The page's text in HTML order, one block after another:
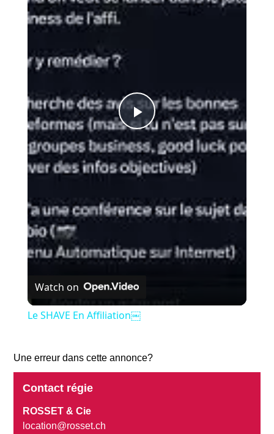
Play
Video
Watch on
Le SHAVE En Affiliation￼
Une erreur dans cette annonce?
Contact régie
ROSSET & Cie
location@rosset.ch